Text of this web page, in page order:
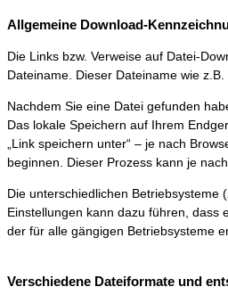
Allgemeine Download-
Die Links bzw. Verweise auf Datei-
Dateiname. Dieser Dateiname wie
Nachdem Sie eine Datei gefunden
Das lokale Speichern auf Ihrem
„Link speichern unter“ – je nach
beginnen. Dieser Prozess kann je
Die unterschiedlichen Betriebsysteme
Einstellungen kann dazu führen, dass
der für alle gängigen Betriebsysteme
Verschiedene Dateiformate und